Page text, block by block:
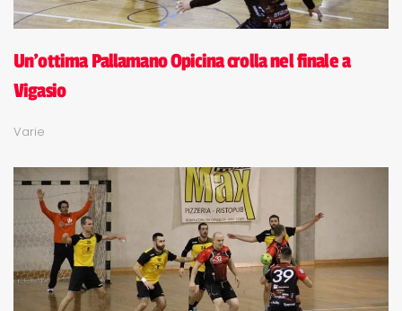
Un'ottima Pallamano Opicina crolla nel finale a
Vigasio
Varie